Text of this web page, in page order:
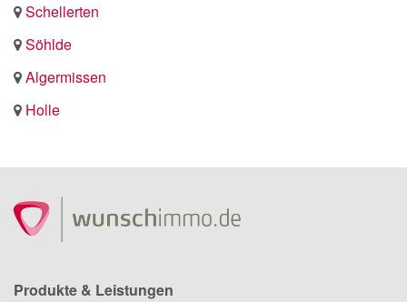
Schellerten
Söhlde
Algermissen
Holle
Produkte & Leistungen